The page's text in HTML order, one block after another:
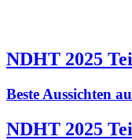
NDHT 2025
Beste Aussichten
NDHT 2025